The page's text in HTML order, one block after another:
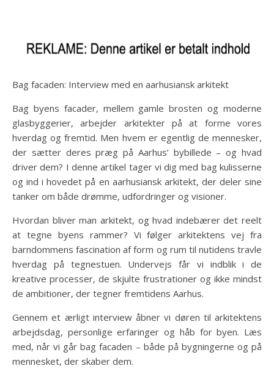
Bag facaden: Interview med en aarhusiansk arkitekt
Bag byens facader, mellem gamle brosten og moderne
glasbyggerier, arbejder arkitekter på at forme vores
hverdag og fremtid. Men hvem er egentlig de mennesker,
der sætter deres præg på Aarhus’ bybillede – og hvad
driver dem? I denne artikel tager vi dig med bag kulisserne
og ind i hovedet på en aarhusiansk arkitekt, der deler sine
tanker om både drømme, udfordringer og visioner.
Hvordan bliver man arkitekt, og hvad indebærer det reelt
at tegne byens rammer? Vi følger arkitektens vej fra
barndommens fascination af form og rum til nutidens travle
hverdag på tegnestuen. Undervejs får vi indblik i de
kreative processer, de skjulte frustrationer og ikke mindst
de ambitioner, der tegner fremtidens Aarhus.
Gennem et ærligt interview åbner vi døren til arkitektens
arbejdsdag, personlige erfaringer og håb for byen. Læs
med, når vi går bag facaden – både på bygningerne og på
mennesket, der skaber dem.